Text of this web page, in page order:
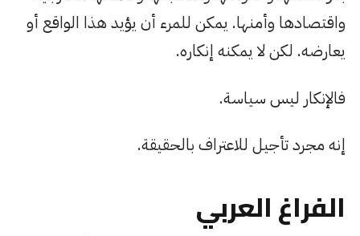
واقتصادها وأمنها. يمكن للمرء أن يؤيد هذا الواقع أو
يعارضه. لكن لا يمكنه إنكاره.
فالإنكار ليس سياسة.
إنه مجرد تأجيل للاعتراف بالحقيقة.
الفراغ العربي